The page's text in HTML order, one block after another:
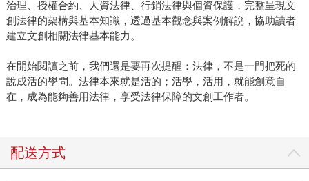
治理、授權合約、人資法律、行銷法律與個資保護，完整呈現文
創法律的架構與基本知識，透過基本觀念與案例解說，協助讀者
建立文創相關法律基本能力。
在開始閱讀之前，我們還是要再次提醒：法律，不是一門把死的
說成活的學問。法律本來就是活的；活學，活用，就能創意自
在，成為能夠善用法律，享受法律保障的文創工作者。
配送方式